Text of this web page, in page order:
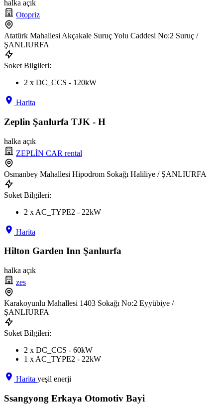
halka açık
Otopriz
Atatürk Mahallesi Akçakale Suruç Yolu Caddesi No:2 Suruç /
ŞANLIURFA
Soket Bilgileri:
2 x DC_CCS - 120kW
Harita
Zeplin Şanlurfa TJK - H
halka açık
ZEPLİN CAR rental
Osmanbey Mahallesi Hipodrom Sokağı Haliliye / ŞANLIURFA
Soket Bilgileri:
2 x AC_TYPE2 - 22kW
Harita
Hilton Garden Inn Şanlıurfa
halka açık
zes
Karakoyunlu Mahallesi 1403 Sokağı No:2 Eyyübiye /
ŞANLIURFA
Soket Bilgileri:
2 x DC_CCS - 60kW
1 x AC_TYPE2 - 22kW
Harita yeşil enerji
Ssangyong Erkaya Otomotiv Bayi